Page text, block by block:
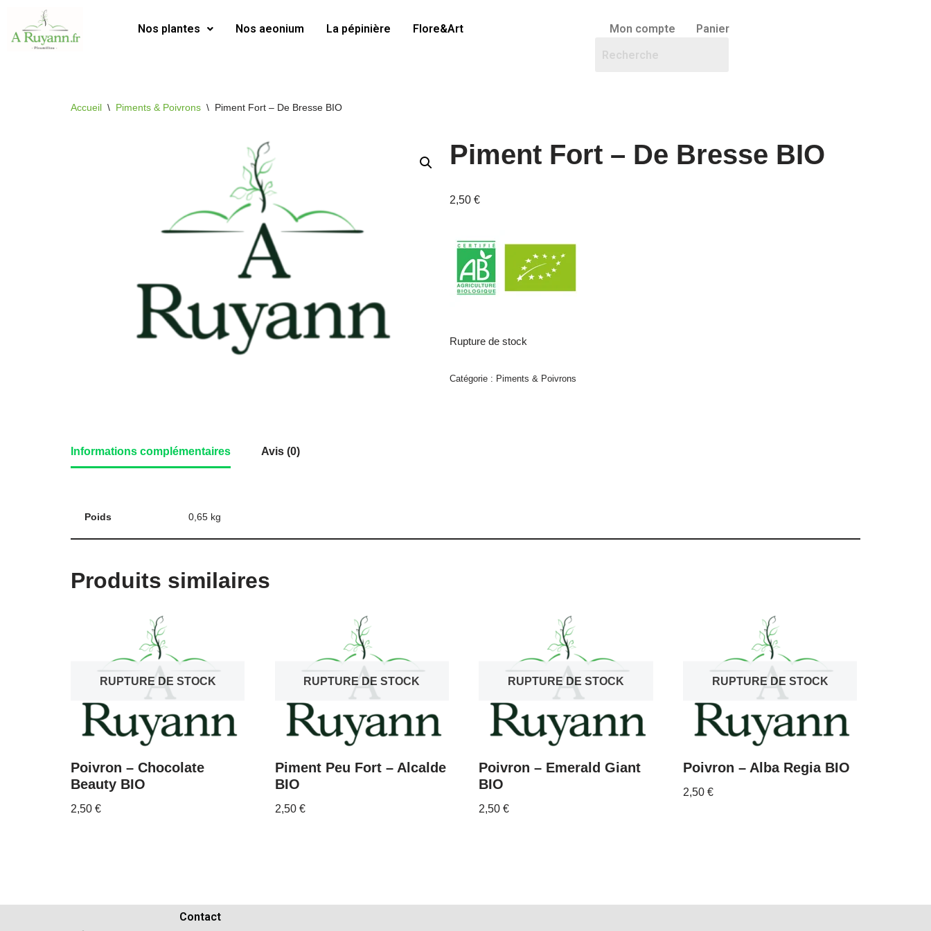
Aller
Nos plantes Nos aeonium La pépinière Flore&Art Mon compte Panier
Accueil \ Piments & Poivrons \ Piment Fort – De Bresse BIO
Piment Fort – De Bresse BIO
2,50€
Rupture de stock
Catégorie : Piments & Poivrons
Informations complémentaires Avis (0)
Poids 0,65 kg
Produits similaires
RUPTURE DE STOCK
Poivron – Chocolate
Beauty BIO
2,50 €
RUPTURE DE STOCK
Piment Peu Fort – Alcalde
BIO
2,50 €
RUPTURE DE STOCK
Poivron – Emerald Giant
BIO
2,50€
RUPTURE DE STOCK
Poivron – Alba Regia BIO
2,50€
Contact